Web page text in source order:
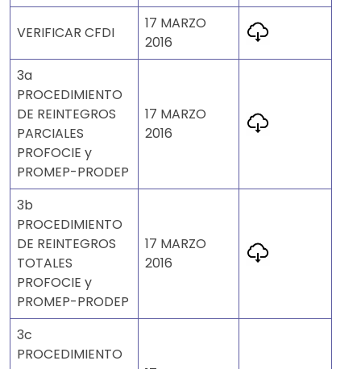
VERIFICAR CFDI
17 MARZO
2016
3a
PROCEDIMIENTO
DE REINTEGROS
PARCIALES
PROFOCIE y
PROMEP-PRODEP
17 MARZO
2016
3b
PROCEDIMIENTO
DE REINTEGROS
TOTALES
PROFOCIE y
PROMEP-PRODEP
17 MARZO
2016
3c
PROCEDIMIENTO